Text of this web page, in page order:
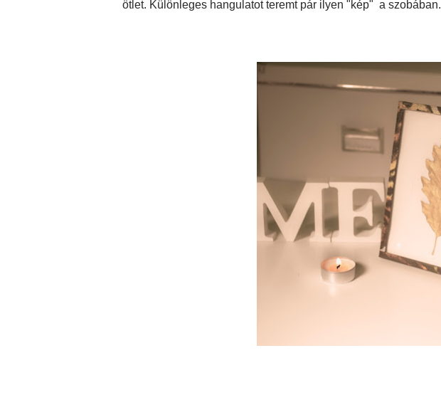
ötlet. Különleges hangulatot teremt pár ilyen "kép" a szobában.